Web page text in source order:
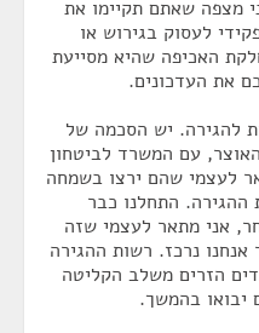
מצפה שאתם תקיימו את
לעסוק בגירוש או
האכיפה שהיא מסייעת
את העדכונים.
להגירה. יש הסכמה של
עם המשרד לביטחון
לעצמי שהם ירצו בשמחה
ההגירה. התחלנו כבר
אני מתאר לעצמי שזה
נרכז. רשות ההגירה
הזרים משלב הקליטה
בהמשך.